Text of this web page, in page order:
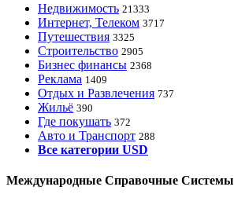
Недвижимость 21333
Интернет, Телеком 3717
Путешествия 3325
Строительство 2905
Бизнес финансы 2368
Реклама 1409
Отдых и Развлечения 737
Жильё 390
Где покушать 372
Авто и Транспорт 288
Все категории USD
Международные Справочные Системы